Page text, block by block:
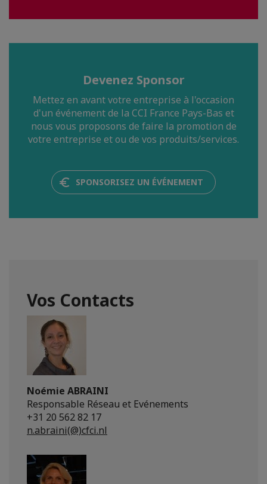
Devenez Sponsor
Mettez en avant votre entreprise à l'occasion
d'un événement de la CCI France Pays-Bas et
nous vous proposons de faire la promotion de
votre entreprise et ou de vos produits/services.
SPONSORISEZ UN ÉVÉNEMENT
Vos Contacts
Noémie ABRAINI
Responsable Réseau et Evénements
+31 20 562 82 17
n.abraini(@)cfci.nl